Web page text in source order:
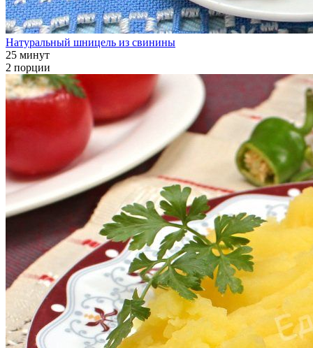
Натуральный шницель из свинины
25 минут
2 порции